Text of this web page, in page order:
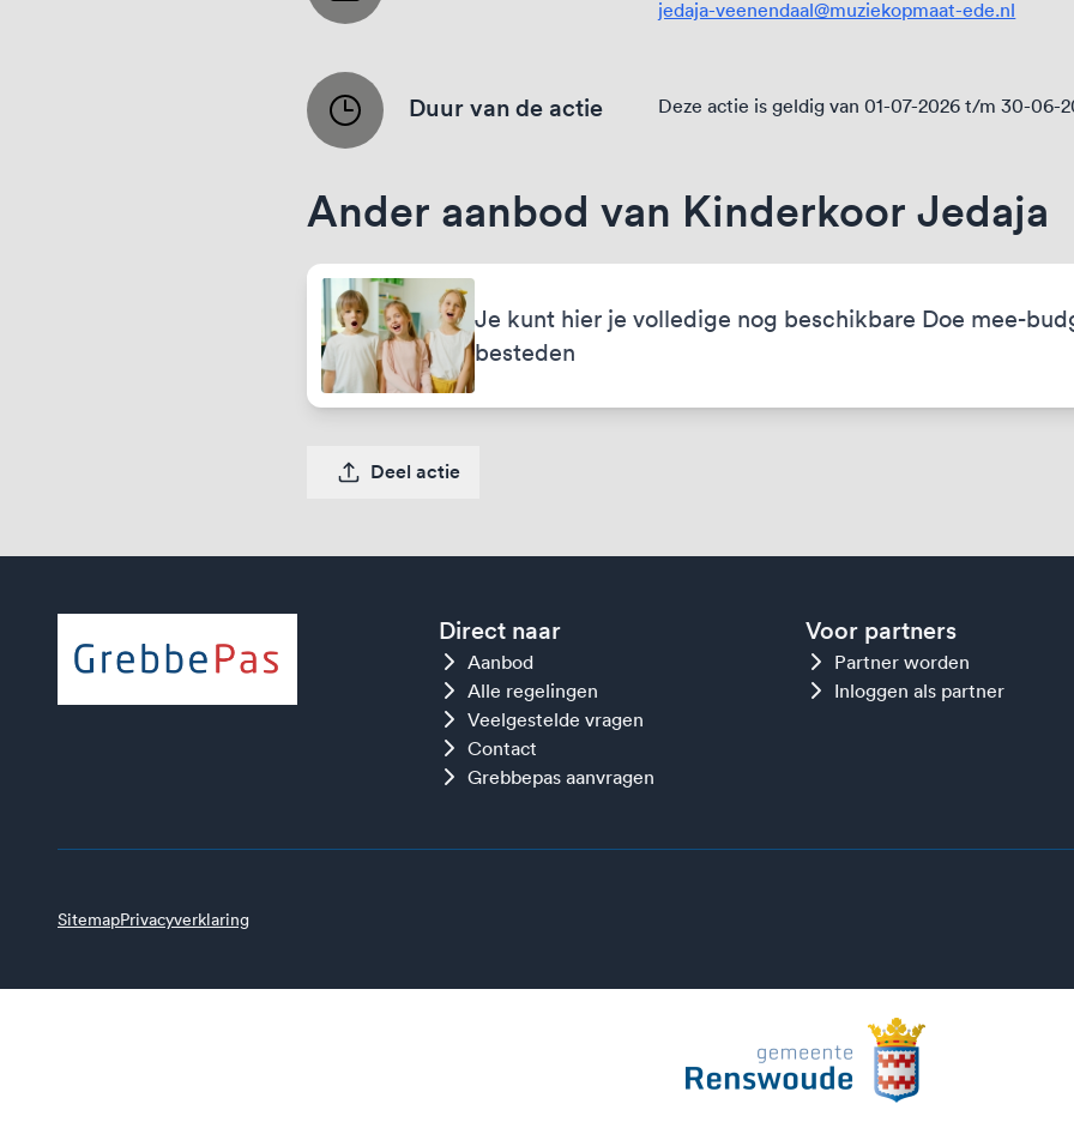
jedaja-veenendaal@muziekopmaat-ede.nl
Duur van de actie Deze actie is geldig van 01-07-2026 t/m 30-06-
Ander aanbod van Kinderkoor Jedaja
Je kunt hier je volledige nog beschikbare Doe mee-
besteden
Deel actie
Direct naar
Aanbod
Alle regelingen
Veelgestelde vragen
Contact
Grebbepas aanvragen
Voor partners
Partner worden
Inloggen als partner
SitemapPrivacyverklaring